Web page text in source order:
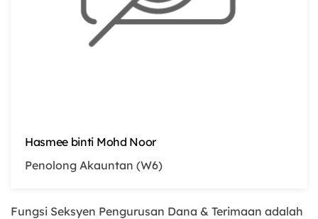
Hasmee binti Mohd Noor
Penolong Akauntan (W6)
Fungsi Seksyen Pengurusan Dana & Terimaan adalah